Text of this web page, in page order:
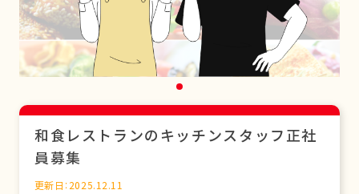
和食レストランのキッチンスタッフ正社
員募集
更新日：2025.12.11